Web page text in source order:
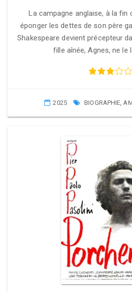
La campagne anglaise, à la fin
éponger les dettes de son père
Shakespeare devient précepteur
fille aînée, Agnes, ne le
2025 BIOGRAPHIE,